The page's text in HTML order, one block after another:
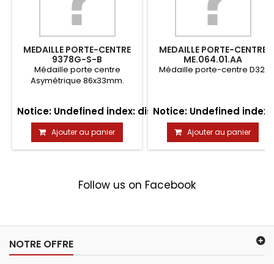
MEDAILLE PORTE-CENTRE
9378G-S-B
Médaille porte centre
Asymétrique 86x33mm.
Notice: Undefined index: displayed_price in/home/
Ajouter au panier
MEDAILLE PORTE-CENTRE
ME.064.01.AA
Médaille porte-centre D32.
Notice: Undefined
Ajouter au panier
Follow us on Facebook
NOTRE OFFRE